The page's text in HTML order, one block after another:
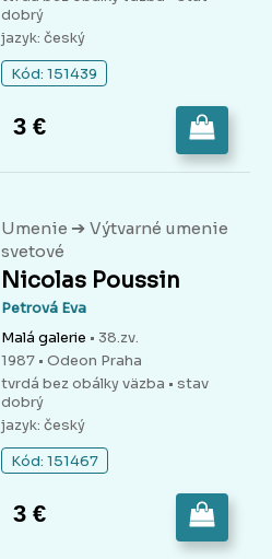
dobrý
jazyk: český
Kód: 151439
3 €
Umenie ➔ Výtvarné umenie
svetové
Nicolas Poussin
Petrová Eva
Malá galerie • 38.zv.
1987 • Odeon Praha
tvrdá bez obálky väzba • stav
dobrý
jazyk: český
Kód: 151467
3 €